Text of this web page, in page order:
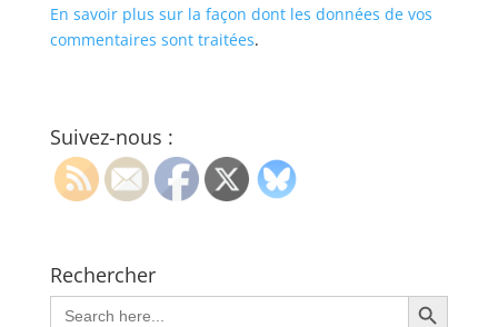
En savoir plus sur la façon dont les données de vos
commentaires sont traitées.
Suivez-nous :
Rechercher
Search
for:
Search Button